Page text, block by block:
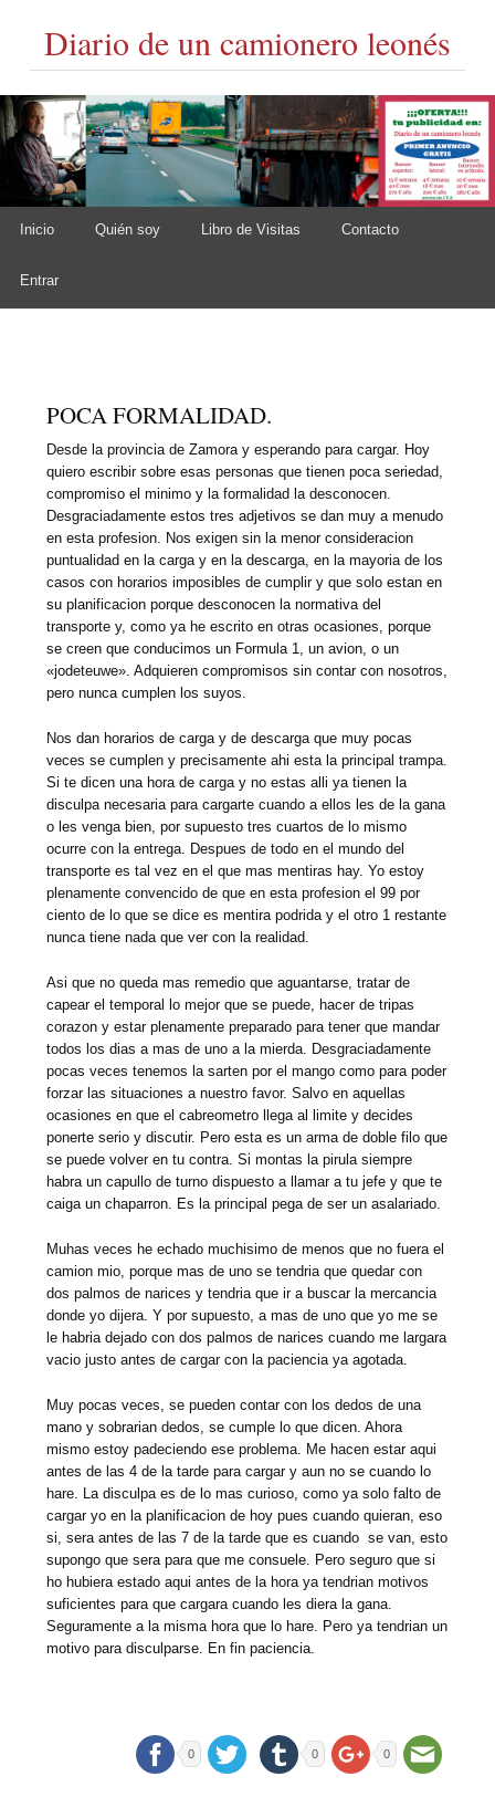
Diario de un camionero leonés
Main menu
Skip to content
Inicio Quién soy Libro de Visitas Contacto
Entrar
POCA FORMALIDAD.
Desde la provincia de Zamora y esperando para cargar. Hoy
quiero escribir sobre esas personas que tienen poca seriedad,
compromiso el minimo y la formalidad la desconocen.
Desgraciadamente estos tres adjetivos se dan muy a menudo
en esta profesion. Nos exigen sin la menor consideracion
puntualidad en la carga y en la descarga, en la mayoria de los
casos con horarios imposibles de cumplir y que solo estan en
su planificacion porque desconocen la normativa del
transporte y, como ya he escrito en otras ocasiones, porque
se creen que conducimos un Formula 1, un avion, o un
«jodeteuwe». Adquieren compromisos sin contar con nosotros,
pero nunca cumplen los suyos.
Nos dan horarios de carga y de descarga que muy pocas
veces se cumplen y precisamente ahi esta la principal trampa.
Si te dicen una hora de carga y no estas alli ya tienen la
disculpa necesaria para cargarte cuando a ellos les de la gana
o les venga bien, por supuesto tres cuartos de lo mismo
ocurre con la entrega. Despues de todo en el mundo del
transporte es tal vez en el que mas mentiras hay. Yo estoy
plenamente convencido de que en esta profesion el 99 por
ciento de lo que se dice es mentira podrida y el otro 1 restante
nunca tiene nada que ver con la realidad.
Asi que no queda mas remedio que aguantarse, tratar de
capear el temporal lo mejor que se puede, hacer de tripas
corazon y estar plenamente preparado para tener que mandar
todos los dias a mas de uno a la mierda. Desgraciadamente
pocas veces tenemos la sarten por el mango como para poder
forzar las situaciones a nuestro favor. Salvo en aquellas
ocasiones en que el cabreometro llega al limite y decides
ponerte serio y discutir. Pero esta es un arma de doble filo que
se puede volver en tu contra. Si montas la pirula siempre
habra un capullo de turno dispuesto a llamar a tu jefe y que te
caiga un chaparron. Es la principal pega de ser un asalariado.
Muhas veces he echado muchisimo de menos que no fuera el
camion mio, porque mas de uno se tendria que quedar con
dos palmos de narices y tendria que ir a buscar la mercancia
donde yo dijera. Y por supuesto, a mas de uno que yo me se
le habria dejado con dos palmos de narices cuando me largara
vacio justo antes de cargar con la paciencia ya agotada.
Muy pocas veces, se pueden contar con los dedos de una
mano y sobrarian dedos, se cumple lo que dicen. Ahora
mismo estoy padeciendo ese problema. Me hacen estar aqui
antes de las 4 de la tarde para cargar y aun no se cuando lo
hare. La disculpa es de lo mas curioso, como ya solo falto de
cargar yo en la planificacion de hoy pues cuando quieran, eso
si, sera antes de las 7 de la tarde que es cuando se van, esto
supongo que sera para que me consuele. Pero seguro que si
ho hubiera estado aqui antes de la hora ya tendrian motivos
suficientes para que cargara cuando les diera la gana.
Seguramente a la misma hora que lo hare. Pero ya tendrian un
motivo para disculparse. En fin paciencia.
0 0 0